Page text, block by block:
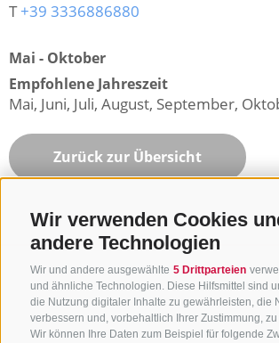
Wir verwenden Cookies
andere Technologien
Wir und andere ausgewählte 5 Drittparteien
und ähnliche Technologien. Diese Hilfsmittel sind
die Nutzung digitaler Inhalte zu gewährleisten, die
verbessern und, vorbehaltlich Ihrer Zustimmung,
Wir können Ihre Daten zum Beispiel für folgende
T+39 3336886880
Mai - Oktober
Empfohlene Jahreszeit
Mai, Juni, Juli, August, September,
Zurück zur Übersicht